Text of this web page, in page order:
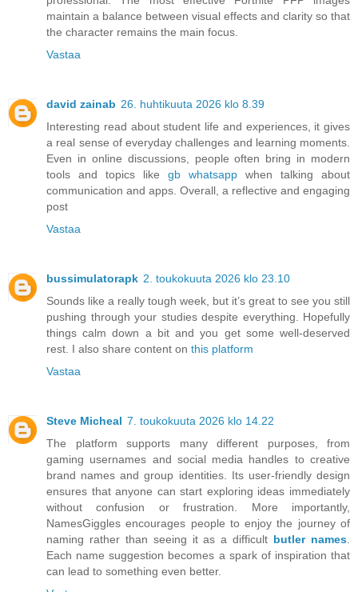
maintain a balance between visual effects and clarity so that
the character remains the main focus.
Vastaa
david zainab 26. huhtikuuta 2026 klo 8.39
Interesting read about student life and experiences, it gives
a real sense of everyday challenges and learning moments.
Even in online discussions, people often bring in modern
tools and topics like gb whatsapp when talking about
communication and apps. Overall, a reflective and engaging
post
Vastaa
bussimulatorapk 2. toukokuuta 2026 klo 23.10
Sounds like a really tough week, but it’s great to see you still
pushing through your studies despite everything. Hopefully
things calm down a bit and you get some well-deserved
rest. I also share content on this platform
Vastaa
Steve Micheal 7. toukokuuta 2026 klo 14.22
The platform supports many different purposes, from
gaming usernames and social media handles to creative
brand names and group identities. Its user-friendly design
ensures that anyone can start exploring ideas immediately
without confusion or frustration. More importantly,
NamesGiggles encourages people to enjoy the journey of
naming rather than seeing it as a difficult butler names.
Each name suggestion becomes a spark of inspiration that
can lead to something even better.